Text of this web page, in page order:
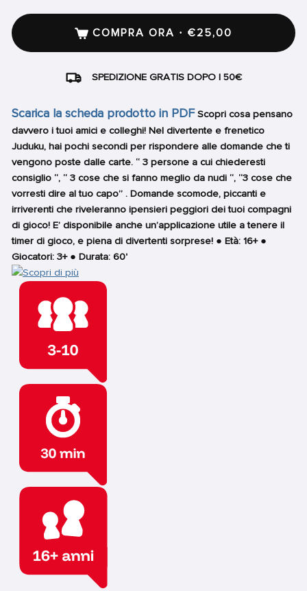
COMPRA ORA · €25,00
SPEDIZIONE GRATIS DOPO I 50€
Scarica la scheda prodotto in PDF Scopri cosa pensano
davvero i tuoi amici e colleghi! Nel divertente e frenetico
Juduku, hai pochi secondi per rispondere alle domande che ti
vengono poste dalle carte. “ 3 persone a cui chiederesti
consiglio “, “ 3 cose che si fanno meglio da nudi “, “3 cose che
vorresti dire al tuo capo” . Domande scomode, piccanti e
irriverenti che riveleranno ipensieri peggiori dei tuoi compagni
di gioco! E’ disponibile anche un’applicazione utile a tenere il
timer di gioco, e piena di divertenti sorprese! ● Età: 16+ ●
Giocatori: 3+ ● Durata: 60'